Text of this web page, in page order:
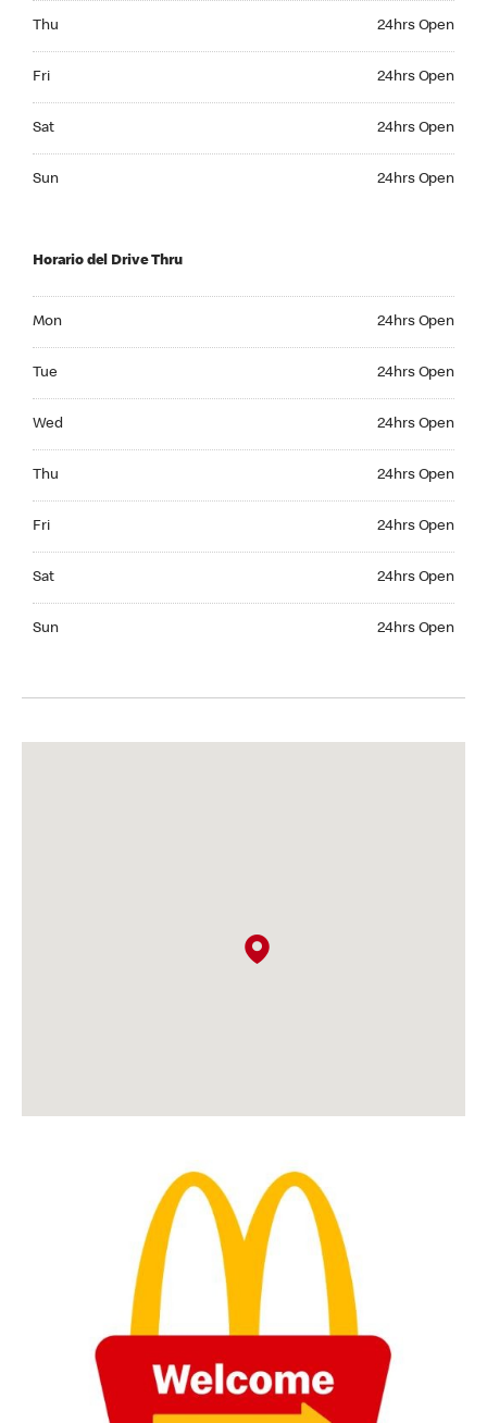
Thu 24hrs Open
Fri 24hrs Open
Sat 24hrs Open
Sun 24hrs Open
Horario del Drive Thru
Mon 24hrs Open
Tue 24hrs Open
Wed 24hrs Open
Thu 24hrs Open
Fri 24hrs Open
Sat 24hrs Open
Sun 24hrs Open